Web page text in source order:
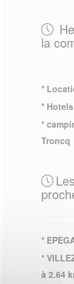
la
*
* Hotels
*
Troncq
*
*
à 2.64